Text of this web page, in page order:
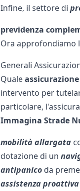
Infine, il settore di
previdenza
Ora approfondiamo
Generali
Qualeassicurazione
intervento per
particolare,
Immagina Strade
mobilità allargata
dotazione di un
antipanicoda
assistenza proattiva